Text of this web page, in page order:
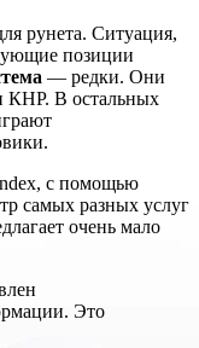
рунета. Ситуация,
позиции
— редки. Они
КНР. В остальных
с помощью
самых разных услуг
очень мало
Это